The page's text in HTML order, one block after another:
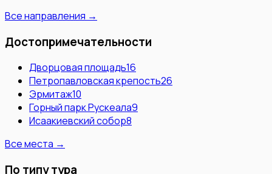
Все направления →
Достопримечательности
Дворцовая площадь16
Петропавловская крепость26
Эрмитаж10
Горный парк Рускеала9
Исаакиевский собор8
Все места →
По типу тура